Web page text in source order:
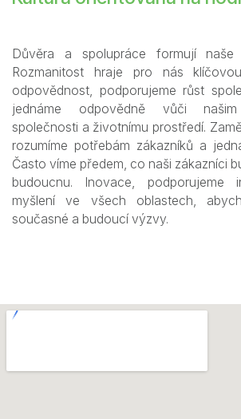
Důvěra a spolupráce formují naše
Rozmanitost hraje pro nás
odpovědnost, podporujeme růst
jednáme odpovědně vůči našim
společnosti a životnímu prostředí.
rozumíme potřebám zákazníků a
Často víme předem, co naši zákazníci
budoucnu. Inovace, podporujeme
myšlení ve všech oblastech,
současné a budoucí výzvy.